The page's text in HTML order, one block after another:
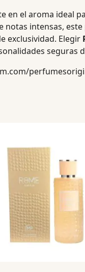
en el aroma ideal
intensas,
exclusividad. Elegir